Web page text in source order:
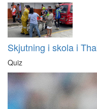
Skjutning i skola i
Quiz